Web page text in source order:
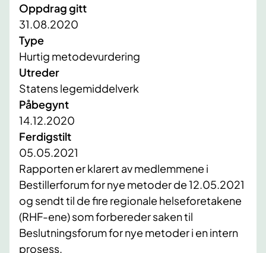
Oppdrag gitt
31.08.2020
Type
Hurtig metodevurdering
Utreder
Statens legemiddelverk
Påbegynt
14.12.2020
Ferdigstilt
05.05.2021
​Rapporten er klarert av medlemmene i
Bestillerforum for nye metoder de 12.05.2021
og sendt til de fire regionale helseforetakene
(RHF-ene) som forbereder saken til
Beslutningsforum for nye metoder i en intern
prosess.